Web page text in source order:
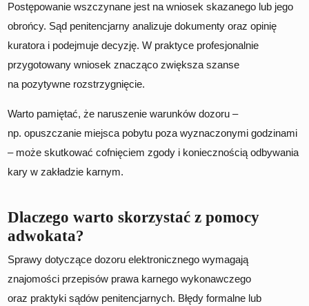
Postępowanie wszczynane jest na wniosek skazanego lub jego
obrońcy. Sąd penitencjarny analizuje dokumenty oraz opinię
kuratora i podejmuje decyzję. W praktyce profesjonalnie
przygotowany wniosek znacząco zwiększa szanse
na pozytywne rozstrzygnięcie.
Warto pamiętać, że naruszenie warunków dozoru –
np. opuszczanie miejsca pobytu poza wyznaczonymi godzinami
– może skutkować cofnięciem zgody i koniecznością odbywania
kary w zakładzie karnym.
Dlaczego warto skorzystać z pomocy
adwokata?
Sprawy dotyczące dozoru elektronicznego wymagają
znajomości przepisów prawa karnego wykonawczego
oraz praktyki sądów penitencjarnych. Błędy formalne lub